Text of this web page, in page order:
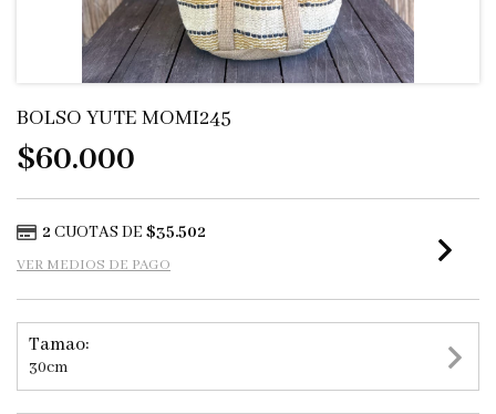
BOLSO YUTE MOMI245
$60.000
2 CUOTAS DE $35.502
VER MEDIOS DE PAGO
Tamao:
30cm